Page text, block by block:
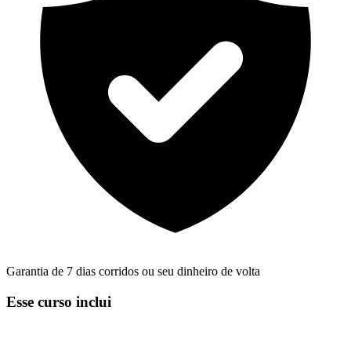
Garantia de 7 dias corridos ou seu dinheiro de volta
Esse curso inclui